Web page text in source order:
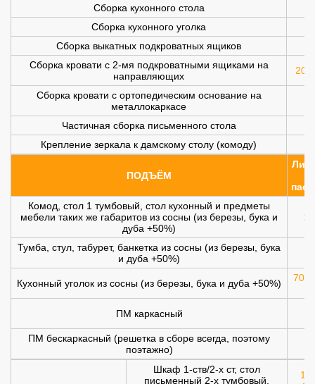
Сборка кухонного стола
Сборка кухонного уголка
Сборка выкатных подкроватных ящиков
Сборка кровати с 2-мя подкроватными ящиками на
направляющих
200
Сборка кровати с ортопедическим основание на
металлокаркасе
Частичная сборка письменного стола
Крепление зеркала к дамскому столу (комоду)
ПОДЪЁМ
Комод, стол 1 тумбовый, стол кухонный и предметы
мебели таких же габаритов из сосны (из березы, бука и
дуба +50%)
Тумба, стул, табурет, банкетка из сосны (из березы, бука
и дуба +50%)
Кухонный уголок из сосны (из березы, бука и дуба +50%) 700
ПМ каркасный
ПМ бескаркасный (решетка в сборе всегда, поэтому
поэтажно)
Шкаф 1-ств/2-х ст, стол
письменный 2-х тумбовый,